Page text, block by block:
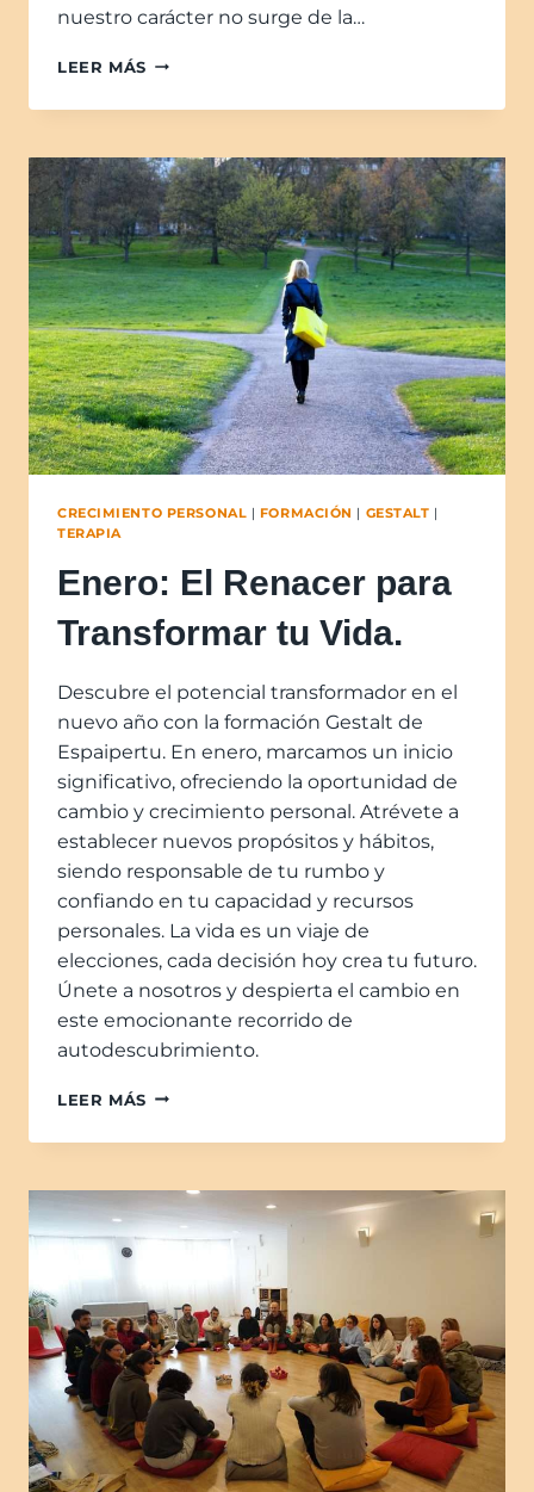
nuestro carácter no surge de la…
LEER MÁS
CRECIMIENTO PERSONAL | FORMACIÓN | GESTALT |
TERAPIA
Enero: El Renacer para
Transformar tu Vida.
Descubre el potencial transformador en el
nuevo año con la formación Gestalt de
Espaipertu. En enero, marcamos un inicio
significativo, ofreciendo la oportunidad de
cambio y crecimiento personal. Atrévete a
establecer nuevos propósitos y hábitos,
siendo responsable de tu rumbo y
confiando en tu capacidad y recursos
personales. La vida es un viaje de
elecciones, cada decisión hoy crea tu futuro.
Únete a nosotros y despierta el cambio en
este emocionante recorrido de
autodescubrimiento.
LEER MÁS